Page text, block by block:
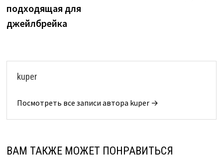
подходящая для
джейлбрейка
kuper
Посмотреть все записи автора kuper →
ВАМ ТАКЖЕ МОЖЕТ ПОНРАВИТЬСЯ